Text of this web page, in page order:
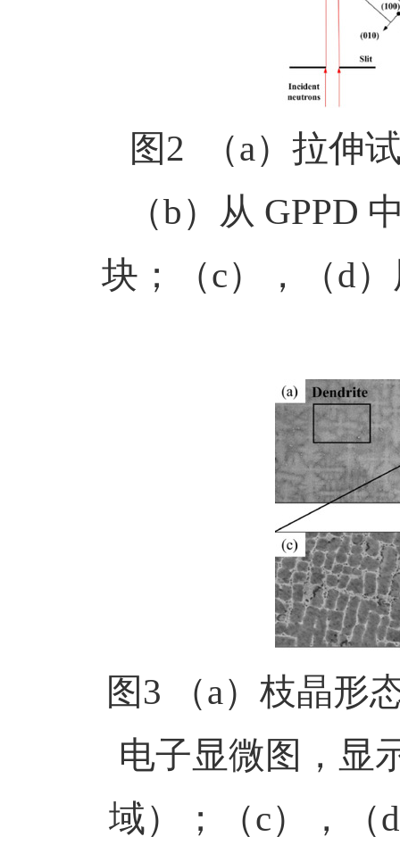
图2 （a）拉伸
（b）从 GPPD
块；（c），（d
图3 （a）枝晶形
电子显微图，显
域）；（c），（